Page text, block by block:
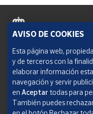
Política de cookies
Aviso legal
Condiciones del servicio
Política de Privacidad Web
AVISO DE COOKIES
Esta página web,
y de terceros con la
elaborar información
navegación y servir
en Aceptar todas para
También puedes